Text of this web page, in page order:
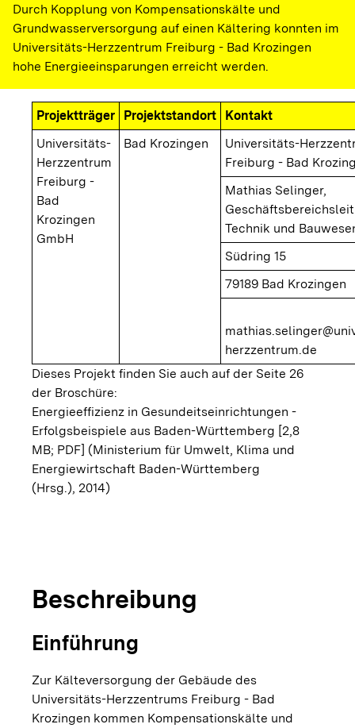
Durch Kopplung von Kompensationskälte und
Grundwasserversorgung auf einen Kältering konnten im
Universitäts-Herzzentrum Freiburg - Bad Krozingen
hohe Energieeinsparungen erreicht werden.
Projektträger Projektstandort
Kontakt
Universitäts-
Herzzentrum
Freiburg -
Bad
Krozingen
GmbH
Bad Krozingen
Universitäts-
Freiburg - Bad
Mathias Selinger,
Technik und
Südring 15
79189 Bad Krozingen
herzzentrum.de
Dieses Projekt finden Sie auch auf der Seite 26
der Broschüre:
Energieeffizienz in Gesundeitseinrichtungen -
Erfolgsbeispiele aus Baden-Württemberg [2,8
MB; PDF] (Ministerium für Umwelt, Klima und
Energiewirtschaft Baden-Württemberg
(Hrsg.), 2014)
Beschreibung
Einführung
Zur Kälteversorgung der Gebäude des
Universitäts-Herzzentrums Freiburg - Bad
Krozingen kommen Kompensationskälte und